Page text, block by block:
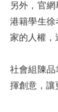
另外，官
港籍學生
家的人權，
社會組陳
揮創意，讓